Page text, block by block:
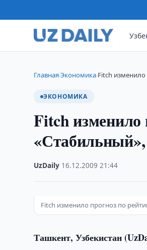
Главная›Экономика›Fitch изменило
ЭКОНОМИКА
Fitch изменило
«Стабильный»,
UzDaily 16.12.2009 ·21:44
Fitch изменило прогноз по
Ташкент, Узбекистан